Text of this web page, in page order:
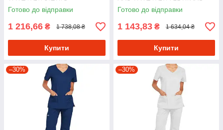
Готово до відправки
1 216,66 ₴ 1 738,08 ₴
Купити
Готово до відправки
1 143,83 ₴ 1 634,04 ₴
Купити
–30% –30%